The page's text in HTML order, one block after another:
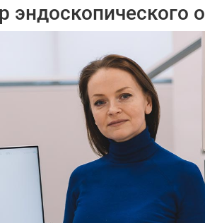
эндоскопического